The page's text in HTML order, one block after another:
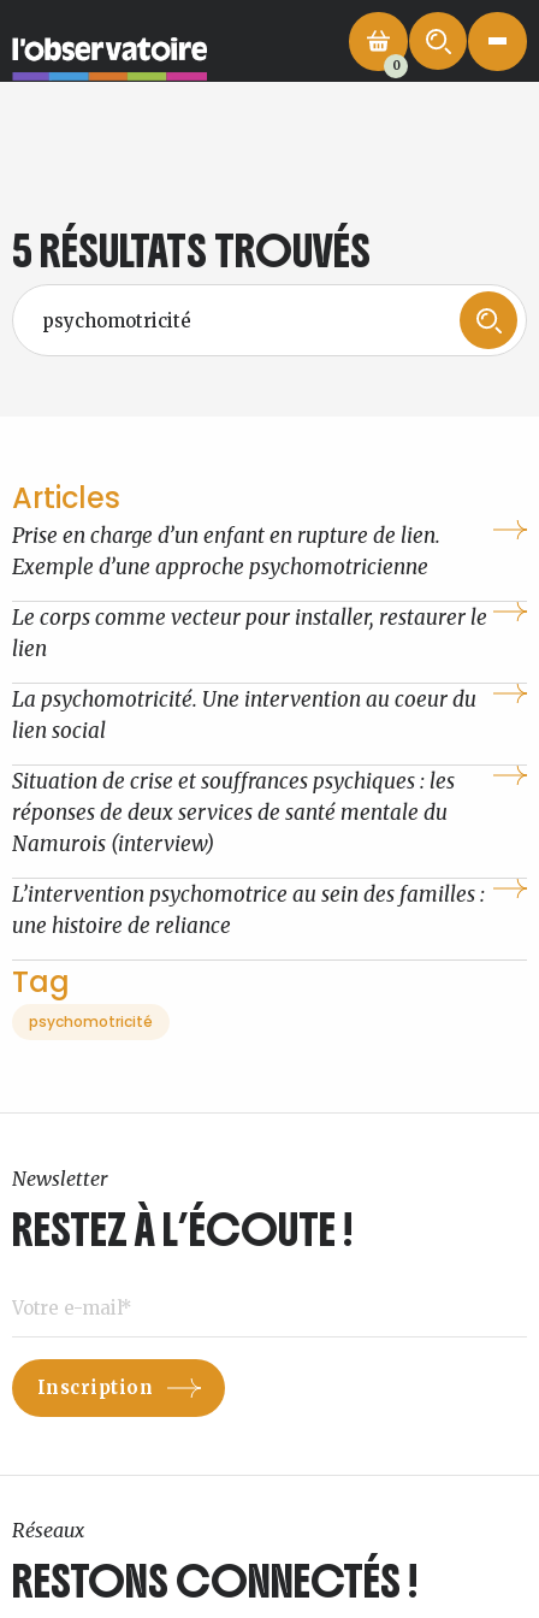
0
5 RÉSULTATS TROUVÉS
Articles
Prise en charge d’un enfant en rupture de lien.
Exemple d’une approche psychomotricienne
Le corps comme vecteur pour installer, restaurer le
lien
La psychomotricité. Une intervention au coeur du
lien social
Situation de crise et souffrances psychiques : les
réponses de deux services de santé mentale du
Namurois (interview)
L’intervention psychomotrice au sein des familles :
une histoire de reliance
Tag
psychomotricité
Newsletter
RESTEZ À L’ÉCOUTE !
Réseaux
RESTONS CONNECTÉS !